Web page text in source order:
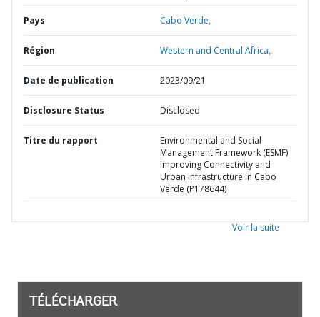
Pays Cabo Verde,
Région Western and Central Africa,
Date de publication 2023/09/21
Disclosure Status Disclosed
Titre du rapport
Environmental and Social
Management Framework (ESMF)
Improving Connectivity and
Urban Infrastructure in Cabo
Verde (P178644)
Voir la suite
TÉLÉCHARGER